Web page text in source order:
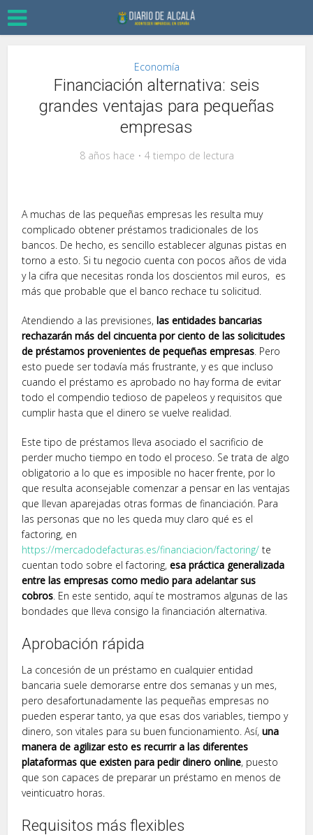
Economía
Financiación alternativa: seis
grandes ventajas para pequeñas
empresas
8 años hace 4 tiempo de lectura
A muchas de las pequeñas empresas les resulta muy
complicado obtener préstamos tradicionales de los
bancos. De hecho, es sencillo establecer algunas pistas en
torno a esto. Si tu negocio cuenta con pocos años de vida
y la cifra que necesitas ronda los doscientos mil euros, es
más que probable que el banco rechace tu solicitud.
Atendiendo a las previsiones,las entidades bancarias
rechazarán más del cincuenta por ciento de las solicitudes
de préstamos provenientes de pequeñas empresas. Pero
esto puede ser todavía más frustrante, y es que incluso
cuando el préstamo es aprobado no hay forma de evitar
todo el compendio tedioso de papeleos y requisitos que
cumplir hasta que el dinero se vuelve realidad.
Este tipo de préstamos lleva asociado el sacrificio de
perder mucho tiempo en todo el proceso. Se trata de algo
obligatorio a lo que es imposible no hacer frente, por lo
que resulta aconsejable comenzar a pensar en las ventajas
que llevan aparejadas otras formas de financiación. Para
las personas que no les queda muy claro qué es el
factoring, en
https://mercadodefacturas.es/financiacion/factoring/ te
cuentan todo sobre el factoring,esa práctica generalizada
entre las empresas como medio para adelantar sus
cobros. En este sentido, aquí te mostramos algunas de las
bondades que lleva consigo la financiación alternativa.
Aprobación rápida
La concesión de un préstamo en cualquier entidad
bancaria suele demorarse entre dos semanas y un mes,
pero desafortunadamente las pequeñas empresas no
pueden esperar tanto, ya que esas dos variables, tiempo y
dinero, son vitales para su buen funcionamiento. Así,una
manera de agilizar esto es recurrir a las diferentes
plataformas que existen para pedir dinero online, puesto
que son capaces de preparar un préstamo en menos de
veinticuatro horas.
Requisitos más flexibles